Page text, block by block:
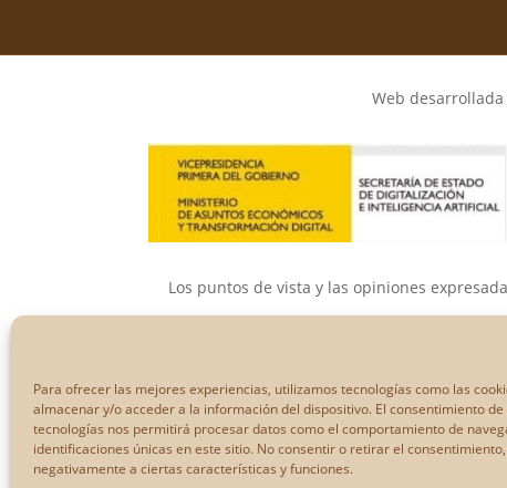
Para ofrecer las mejores experiencias, utilizamos tecnologías como las
almacenar y/o acceder a la información del dispositivo. El consentimiento de
tecnologías nos permitirá procesar datos como el comportamiento de
identificaciones únicas en este sitio. No consentir o retirar el
negativamente a ciertas características y funciones.
Web
Los puntos de vista y las opiniones
Ni la Unión